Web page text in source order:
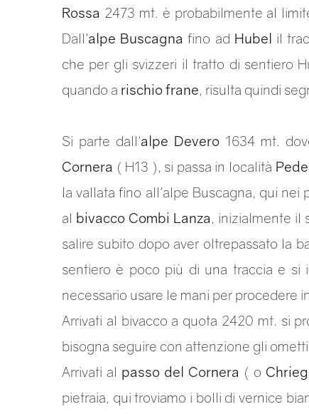
Rossa 2473 mt. è probabilmente al
Dall'alpe Buscagna fino ad Hubel il
che per gli svizzeri il tratto di sentiero
quando a rischio frane, risulta quindi
Si parte dall'alpe Devero 1634 mt.
Cornera ( H13 ), si passa in località
la vallata fino all'alpe Buscagna, qui nei
al bivacco Combi Lanza, inizialmente il
salire subito dopo aver oltrepassato la
sentiero è poco più di una traccia e si
necessario usare le mani per procedere
Arrivati al bivacco a quota 2420 mt. si
bisogna seguire con attenzione gli
Arrivati al passo del Cornera ( o
pietraia, qui troviamo i bolli di vernice